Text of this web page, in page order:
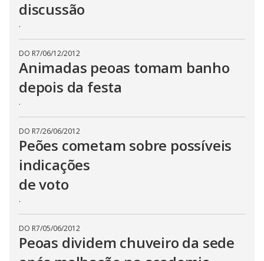
discussão
.
DO R7/06/12/2012
Animadas peoas tomam banho
depois da festa
.
DO R7/26/06/2012
Peões cometam sobre possíveis
indicações
de voto
.
DO R7/05/06/2012
Peoas dividem chuveiro da sede